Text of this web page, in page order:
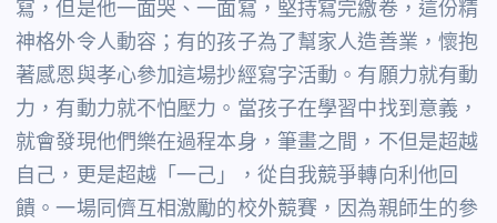
寫，但是他一面哭、一面寫，堅持寫完繳卷，這份精
神格外令人動容；有的孩子為了幫家人造善業，懷抱
著感恩與孝心參加這場抄經寫字活動。有願力就有動
力，有動力就不怕壓力。當孩子在學習中找到意義，
就會發現他們樂在過程本身，筆畫之間，不但是超越
自己，更是超越「一己」，從自我競爭轉向利他回
饋。一場同儕互相激勵的校外競賽，因為親師生的參